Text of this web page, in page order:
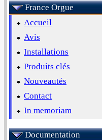
France Orgue
Accueil
Avis
Installations
Produits clés
Nouveautés
Contact
In memoriam
Documentation